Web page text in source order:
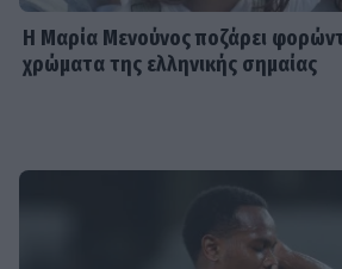
Η Μαρία Μενούνος ποζάρει
χρώματα της ελληνικής σημαίας